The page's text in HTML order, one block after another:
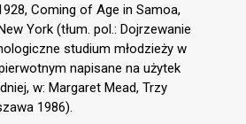
Coming of Age in Samoa,
York (tłum. pol.: Dojrzewanie
studium młodzieży w
napisane na użytek
w: Margaret Mead, Trzy
1986).